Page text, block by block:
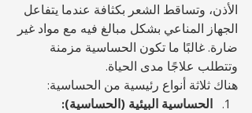
الأذن، وتساقط الشعر بكثافة عندما يتفاعل
الجهاز المناعي بشكل مبالغ فيه مع مواد غير
ضارة. غالبًا ما تكون الحساسية مزمنة
وتتطلب علاجًا مدى الحياة.
هناك ثلاثة أنواع رئيسية من الحساسية:
الحساسية البيئية (الحساسية):